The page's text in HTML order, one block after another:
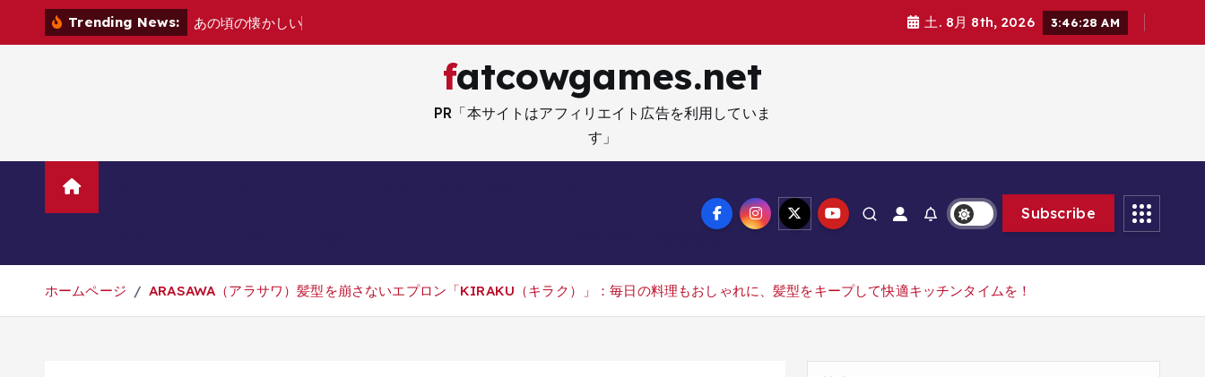
Trending News: あの頃の懐かしい 土. 8月 8th, 2026 3:46:29 AM
fatcowgames.net
PR「本サイトはアフィリエイト広告を利用していま
す」
Subscribe
ホームページ ARASAWA（アラサワ）髪型を崩さないエプロン「KIRAKU（キラク）」：毎日の料理もおしゃれに、髪型をキープして快適キッチンタイムを！